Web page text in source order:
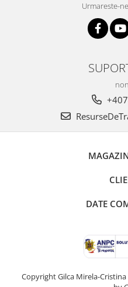
Urmareste-
DATE
Copyright Gilca Mirela-Cristina